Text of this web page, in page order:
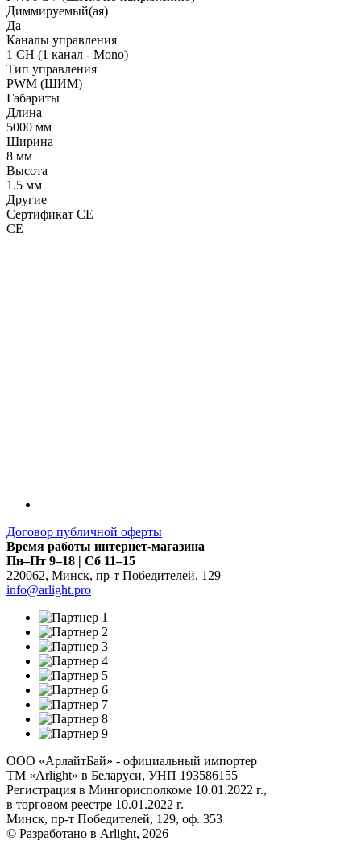
Диммируемый(ая)
Да
Каналы управления
1 CH (1 канал - Mono)
Тип управления
PWM (ШИМ)
Габариты
Длина
5000 мм
Ширина
8 мм
Высота
1.5 мм
Другие
Сертификат CE
CE
Договор публичной оферты
Время работы интернет-магазина
Пн–Пт 9–18 | Сб 11–15
220062, Минск, пр-т Победителей, 129
info@arlight.pro
ООО «АрлайтБай» - официальный импортер
ТМ «Arlight» в Беларуси, УНП 193586155
Регистрация в Мингорисполкоме 10.01.2022 г.,
в торговом реестре 10.01.2022 г.
Минск, пр-т Победителей, 129, оф. 353
© Разработано в Arlight, 2026